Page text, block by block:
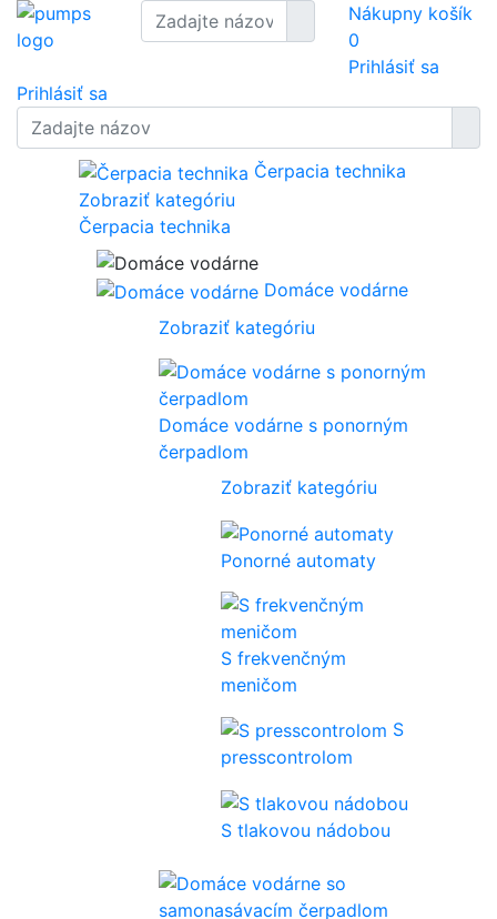
Nákupny košík
0
Prihlásiť sa
Prihlásiť sa
Čerpacia technika
Zobraziť kategóriu
Čerpacia technika
Domáce vodárne
Zobraziť kategóriu
Domáce vodárne s ponorným
čerpadlom
Zobraziť kategóriu
Ponorné automaty
S frekvenčným
meničom
S
presscontrolom
S tlakovou nádobou